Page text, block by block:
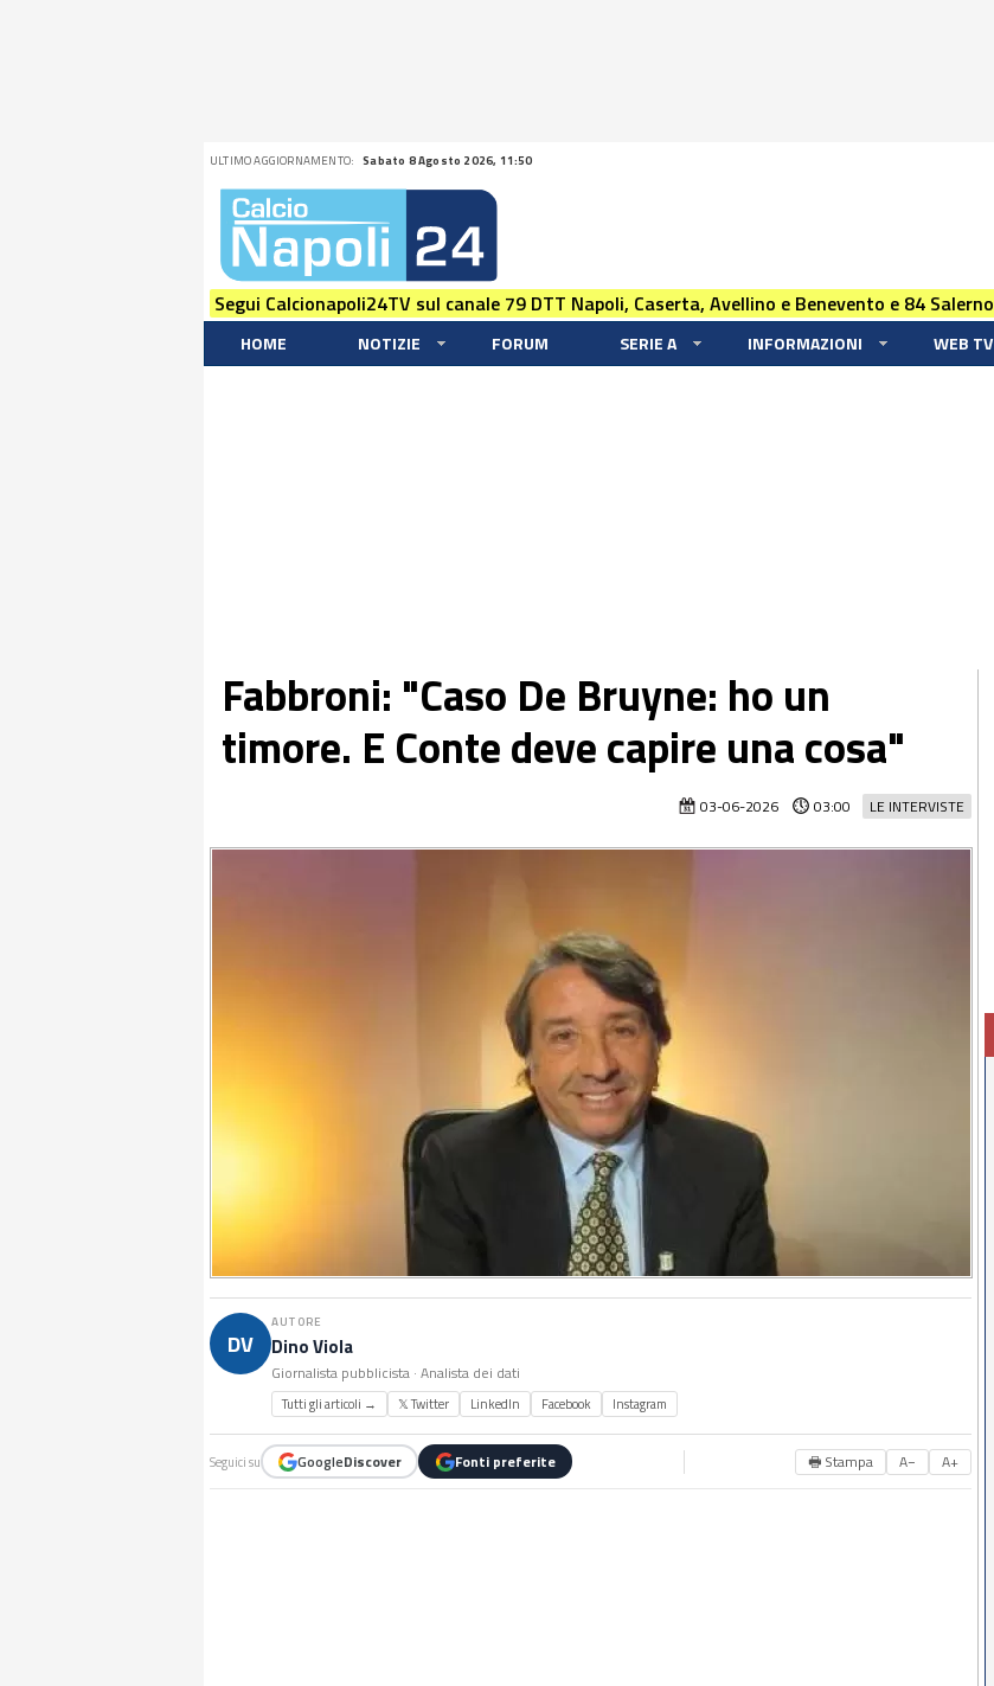
ULTIMO AGGIORNAMENTO: Sabato 8 Agosto 2026, 11:50
Segui Calcionapoli24TV sul canale 79 DTT Napoli, Caserta, Avellino e Benevento e 84 Salerno
HOME NOTIZIE FORUM SERIE A INFORMAZIONI WEB TV
Fabbroni: "Caso De Bruyne: ho un
timore. E Conte deve capire una cosa"
LE INTERVISTE
03-06-2026 03:00
DV
AUTORE
Dino Viola
Giornalista pubblicista · Analista dei dati
Tutti gli articoli → 𝕏 Twitter LinkedIn Facebook Instagram
Seguici su GoogleDiscover Fonti preferite 🖶 Stampa A− A+